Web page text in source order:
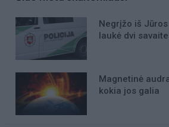
Negrįžo iš
laukė dvi
Magnetinė
kokia jos galia